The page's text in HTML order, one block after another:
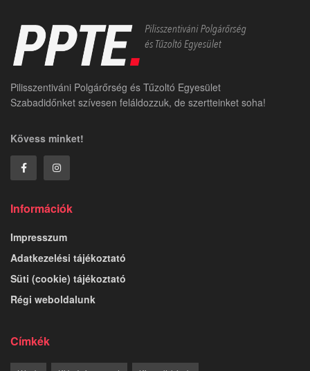
Pilisszentiváni Polgárőrség és Tűzoltó Egyesület
Szabadidőnket szívesen feláldozzuk, de szertteinket soha!
Kövess minket!
Információk
Impresszum
Adatkezelési tájékoztató
Süti (cookie) tájékoztató
Régi weboldalunk
Címkék